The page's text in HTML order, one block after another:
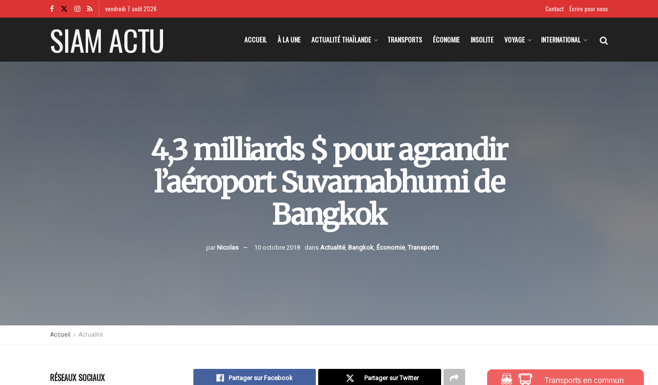
vendredi 7 août 2026 Contact Écrire pour nous
SIAM ACTU ACCUEIL À LA UNE ACTUALITÉ THAÏLANDE TRANSPORTS ÉCONOMIE INSOLITE VOYAGE INTERNATIONAL
4,3 milliards $ pour agrandir
l’aéroport Suvarnabhumi de
Bangkok
par Nicolas 10 octobre 2018 dans Actualité, Bangkok, Économie, Transports
Accueil Actualité
Partager sur Facebook Partager sur Twitter
RÉSEAUX SOCIAUX
Transports en commun